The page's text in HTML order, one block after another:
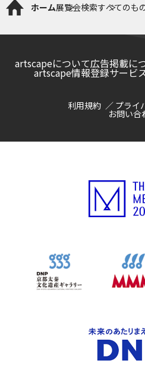
ホーム展覧会検索すべてのも
artscapeについて広告掲載に
artscape情報登録サービ
利用規約 プライ
お問い合